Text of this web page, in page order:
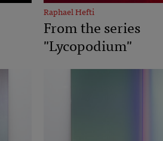
Raphael Hefti
From the series
"Lycopodium"